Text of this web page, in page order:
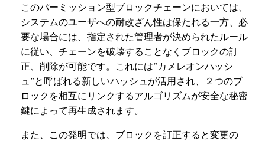
このパーミッション型ブロックチェーンにおいては、
システムのユーザへの耐改ざん性は保たれる一方、必
要な場合には、指定された管理者が決められたルール
に従い、チェーンを破壊することなくブロックの訂
正、削除が可能です。これには”カメレオンハッシ
ュ”と呼ばれる新しいハッシュが活用され、２つのブ
ロックを相互にリンクするアルゴリズムが安全な秘密
鍵によって再生成されます。
また、この発明では、ブロックを訂正すると変更の